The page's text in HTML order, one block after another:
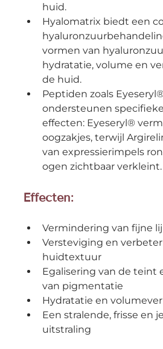
huid.
Hyalomatrix biedt een
vormen van
hydratatie, volume en
de huid.
Peptiden zoals
ondersteunen
effecten: Eyeseryl®
oogzakjes, terwijl
van expressierimpels
ogen zichtbaar verkleint.
Effecten:
Vermindering van fijne
Versteviging en
huidtextuur
Egalisering van de teint
van pigmentatie
Hydratatie en
Een stralende, frisse en
uitstraling